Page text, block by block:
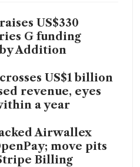
US$330
G funding
Addition
US$1 billion
revenue, eyes
a year
Airwallex
move pits
Billing